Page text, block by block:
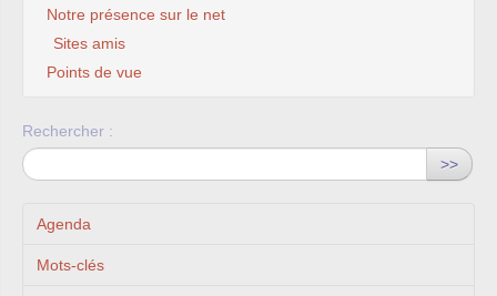
Notre présence sur le net
Sites amis
Points de vue
Rechercher :
>>
Agenda
Mots-clés